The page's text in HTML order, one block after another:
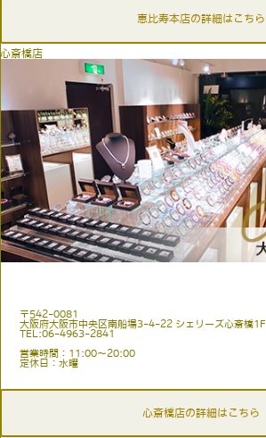
恵比寿本店の詳細はこちら
心斎橋店
〒542-0081
大阪府大阪市中央区南船場3-4-22 シェリーズ心斎橋1F
TEL:06-4963-2841
営業時間：11:00〜20:00
定休日：水曜
心斎橋店の詳細はこちら